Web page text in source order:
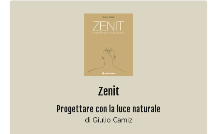
Zenit
Progettare con la luce naturale
di Giulio Camiz